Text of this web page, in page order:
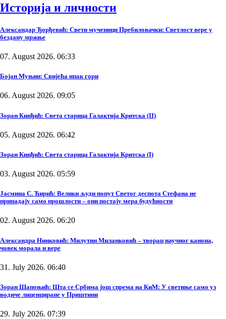
Историја и личности
Александар Ђорђевић: Свети мученици Пребиловачки: Светлост вере у
бездану мржње
07. August 2026. 06:33
Бојан Муњин: Свијећа ипак гори
06. August 2026. 09:05
Зоран Кинђић: Света старица Галактија Критска (II)
05. August 2026. 06:42
Зоран Кинђић: Света старица Галактија Критска (I)
03. August 2026. 05:59
Јасмина С. Ћирић: Велики људи попут Светог деспота Стефана не
припадају само прошлости – они постају мера будућности
02. August 2026. 06:20
Александра Нинковић: Милутин Миланковић – творац научног канона,
човек морала и вере
31. July 2026. 06:40
Зоран Шапоњић: Шта се Србима још спрема на КиМ: У светиње само уз
водиче лиценциране у Приштини
29. July 2026. 07:39